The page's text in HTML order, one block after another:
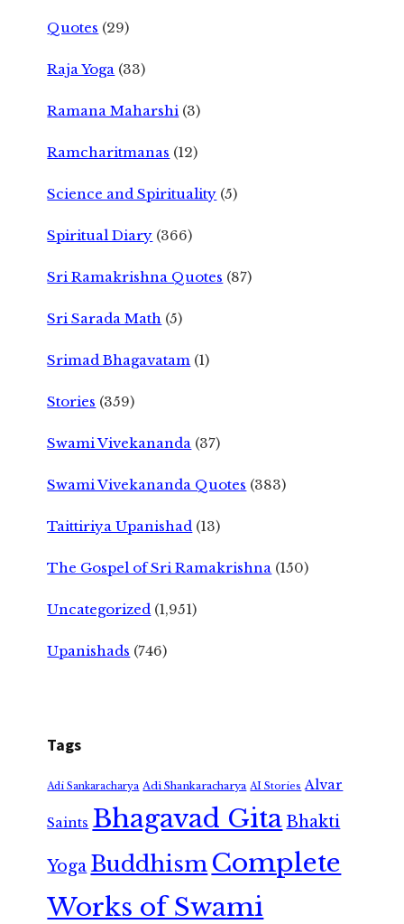
Quotes (29)
Raja Yoga (33)
Ramana Maharshi (3)
Ramcharitmanas (12)
Science and Spirituality (5)
Spiritual Diary (366)
Sri Ramakrishna Quotes (87)
Sri Sarada Math (5)
Srimad Bhagavatam (1)
Stories (359)
Swami Vivekananda (37)
Swami Vivekananda Quotes (383)
Taittiriya Upanishad (13)
The Gospel of Sri Ramakrishna (150)
Uncategorized (1,951)
Upanishads (746)
Tags
Adi Sankaracharya Adi Shankaracharya AI Stories Alvar
Saints Bhagavad GitaBhakti
Yoga Buddhism Complete
Works of Swami